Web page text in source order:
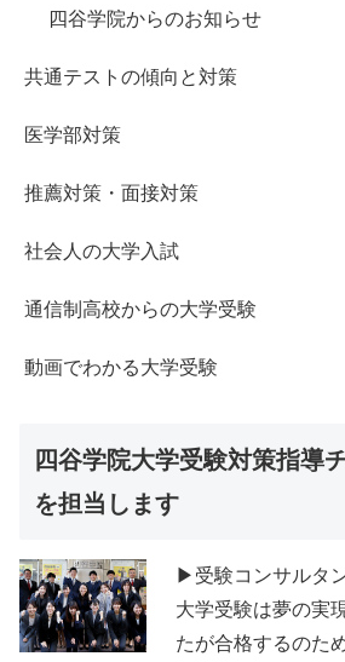
四谷学院からのお知らせ
共通テストの傾向と対策
医学部対策
推薦対策・面接対策
社会人の大学入試
通信制高校からの大学受験
動画でわかる大学受験
四谷学院大学受験対策指導
を担当します
▶受験コンサルタ
大学受験は夢の実
たが合格するのた